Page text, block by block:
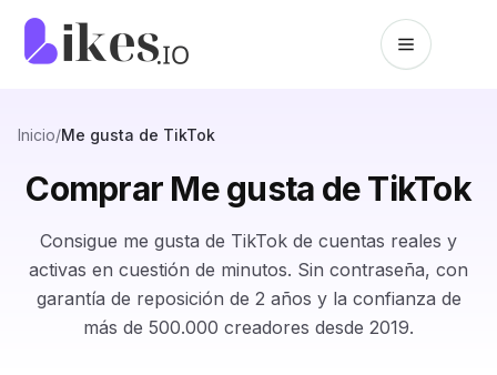
Saltar al contenido
Inicio/Me gusta de TikTok
Comprar Me gusta de TikTok
Consigue me gusta de TikTok de cuentas reales y
activas en cuestión de minutos. Sin contraseña, con
garantía de reposición de 2 años y la confianza de
más de 500.000 creadores desde 2019.